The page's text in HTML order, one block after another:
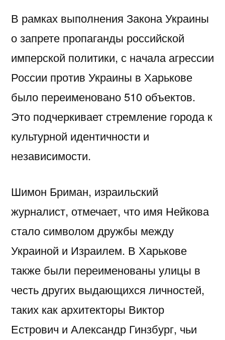
В рамках выполнения Закона Украины
о запрете пропаганды российской
имперской политики, с начала агрессии
России против Украины в Харькове
было переименовано 510 объектов.
Это подчеркивает стремление города к
культурной идентичности и
независимости.
Шимон Бриман, израильский
журналист, отмечает, что имя Нейкова
стало символом дружбы между
Украиной и Израилем. В Харькове
также были переименованы улицы в
честь других выдающихся личностей,
таких как архитекторы Виктор
Естрович и Александр Гинзбург, чьи